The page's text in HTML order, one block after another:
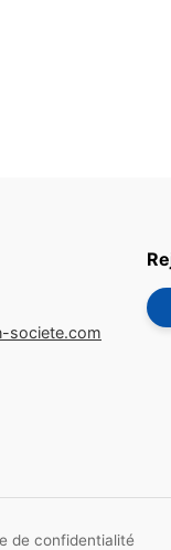
societe.com
de confidentialité